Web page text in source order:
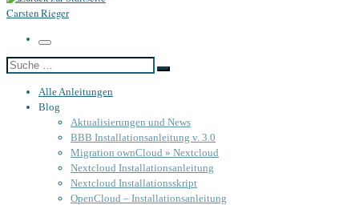
Carsten Rieger
Menü
Suche
Suche
Alle Anleitungen
Blog
Aktualisierungen und News
BBB Installationsanleitung v. 3.0
Migration ownCloud » Nextcloud
Nextcloud Installationsanleitung
Nextcloud Installationsskript
OpenCloud – Installationsanleitung